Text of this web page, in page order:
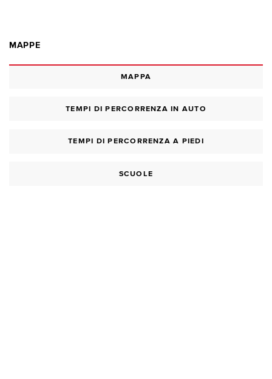
MAPPE
MAPPA
TEMPI DI PERCORRENZA IN AUTO
TEMPI DI PERCORRENZA A PIEDI
SCUOLE